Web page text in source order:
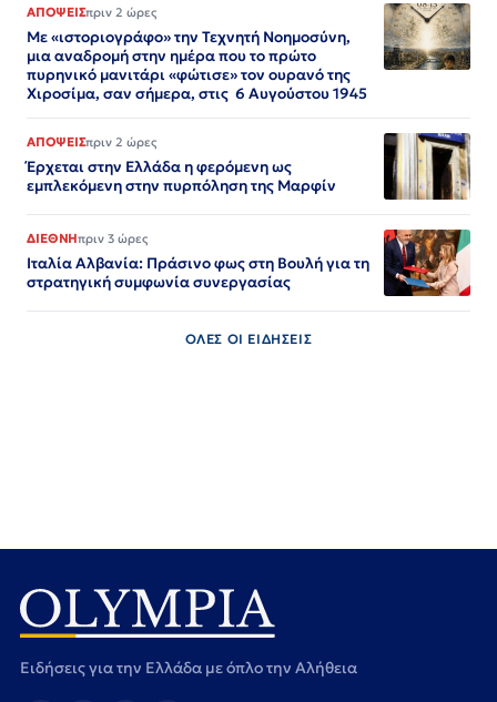
ΑΠΟΨΕΙΣπριν 2 ώρες
Με «ιστοριογράφο» την Τεχνητή Νοημοσύνη,
μια αναδρομή στην ημέρα που το πρώτο
πυρηνικό μανιτάρι «φώτισε» τον ουρανό της
Χιροσίμα, σαν σήμερα, στις 6 Αυγούστου 1945
ΑΠΟΨΕΙΣπριν 2 ώρες
Έρχεται στην Ελλάδα η φερόμενη ως
εμπλεκόμενη στην πυρπόληση της Μαρφίν
ΔΙΕΘΝΗπριν 3 ώρες
Ιταλία Αλβανία: Πράσινο φως στη Βουλή για τη
στρατηγική συμφωνία συνεργασίας
ΟΛΕΣ ΟΙ ΕΙΔΗΣΕΙΣ
Ειδήσεις για την Ελλάδα με όπλο την Αλήθεια